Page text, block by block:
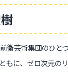
衛芸術集団のひと
もに、ゼロ次元の